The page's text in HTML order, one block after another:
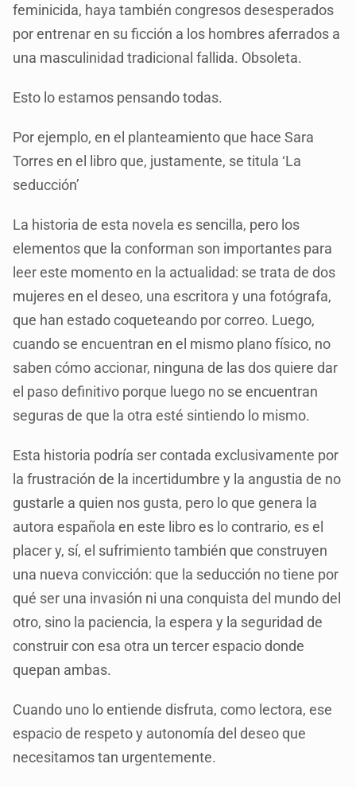
feminicida, haya también congresos desesperados
por entrenar en su ficción a los hombres aferrados a
una masculinidad tradicional fallida. Obsoleta.
Esto lo estamos pensando todas.
Por ejemplo, en el planteamiento que hace Sara
Torres en el libro que, justamente, se titula ‘La
seducción’
La historia de esta novela es sencilla, pero los
elementos que la conforman son importantes para
leer este momento en la actualidad: se trata de dos
mujeres en el deseo, una escritora y una fotógrafa,
que han estado coqueteando por correo. Luego,
cuando se encuentran en el mismo plano físico, no
saben cómo accionar, ninguna de las dos quiere dar
el paso definitivo porque luego no se encuentran
seguras de que la otra esté sintiendo lo mismo.
Esta historia podría ser contada exclusivamente por
la frustración de la incertidumbre y la angustia de no
gustarle a quien nos gusta, pero lo que genera la
autora española en este libro es lo contrario, es el
placer y, sí, el sufrimiento también que construyen
una nueva convicción: que la seducción no tiene por
qué ser una invasión ni una conquista del mundo del
otro, sino la paciencia, la espera y la seguridad de
construir con esa otra un tercer espacio donde
quepan ambas.
Cuando uno lo entiende disfruta, como lectora, ese
espacio de respeto y autonomía del deseo que
necesitamos tan urgentemente.